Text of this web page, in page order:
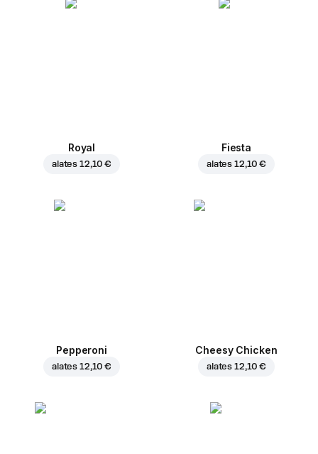
Royal
alates 12,10 €
Fiesta
alates 12,10 €
Pepperoni
alates 12,10 €
Cheesy Chicken
alates 12,10 €